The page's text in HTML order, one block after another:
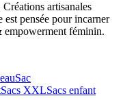
artisanales
est pensée pour incarner
empowerment féminin.
Sac
Sacs XXLSacs enfant